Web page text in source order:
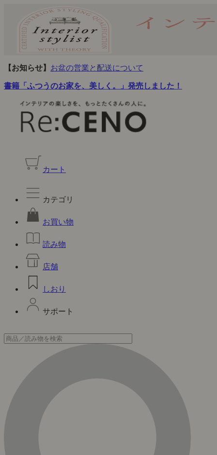
【お知らせ】 お盆の営業と配送について
書籍「ふつうのお家を、美しく。」発売しました！
カート
カテゴリ
お買い物
読み物
店舗
しおり
サポート